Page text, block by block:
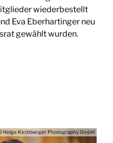
wiederbestellt
Eva Eberhartinger neu
gewählt wurden.
Helge Kirchberger Photography GmbH